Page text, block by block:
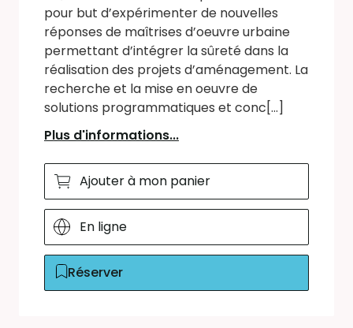
pour but d’expérimenter de nouvelles
réponses de maîtrises d’oeuvre urbaine
permettant d’intégrer la sûreté dans la
réalisation des projets d’aménagement. La
recherche et la mise en oeuvre de
solutions programmatiques et conc[...]
Plus d'informations...
Ajouter à mon panier
En ligne
Réserver